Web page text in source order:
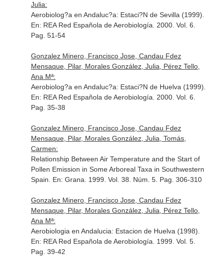
Julia:
Aerobiolog?a en Andaluc?a: Estaci?N de Sevilla (1999).
En: REA Red Española de Aerobiología . 2000. Vol. 6.
Pag. 51-54
Gonzalez Minero, Francisco Jose, Candau Fdez
Mensaque, Pilar, Morales González, Julia, Pérez Tello,
Ana Mª:
Aerobiolog?a en Andaluc?a: Estaci?N de Huelva (1999).
En: REA Red Española de Aerobiología . 2000. Vol. 6.
Pag. 35-38
Gonzalez Minero, Francisco Jose, Candau Fdez
Mensaque, Pilar, Morales González, Julia, Tomás,
Carmen:
Relationship Between Air Temperature and the Start of
Pollen Emission in Some Arboreal Taxa in Southwestern
Spain. En: Grana . 1999. Vol. 38. Núm. 5. Pag. 306-310
Gonzalez Minero, Francisco Jose, Candau Fdez
Mensaque, Pilar, Morales González, Julia, Pérez Tello,
Ana Mª:
Aerobiologia en Andalucia: Estacion de Huelva (1998).
En: REA Red Española de Aerobiología . 1999. Vol. 5.
Pag. 39-42